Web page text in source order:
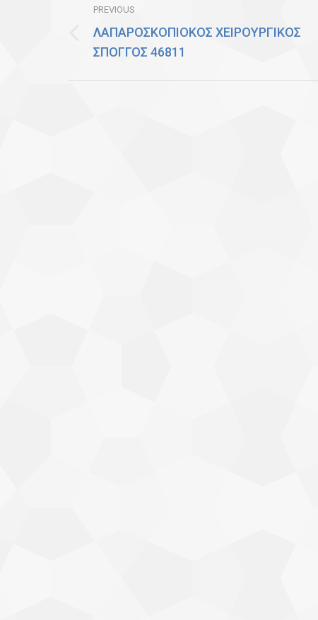
navigation
PREVIOUS
ΛΑΠΑΡΟΣΚΟΠΙΟΚΟΣ ΧΕΙΡΟΥΡΓΙΚΟΣ
ΣΠΟΓΓΟΣ 46811